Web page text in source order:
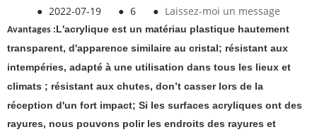
● 2022-07-19 ● 6 ● Laissez-moi un message
Avantages :L'acrylique est un matériau plastique hautement
transparent, d'apparence similaire au cristal; résistant aux
intempéries, adapté à une utilisation dans tous les lieux et
climats ; résistant aux chutes, don’t casser lors de la
réception d'un fort impact; Si les surfaces acryliques ont des
rayures, nous pouvons polir les endroits des rayures et